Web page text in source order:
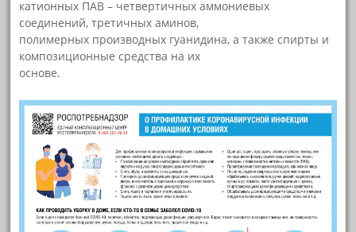
катионных ПАВ – четвертичных аммониевых
соединений, третичных аминов,
полимерных производных гуанидина, а также спирты и
композиционные средства на их
основе.